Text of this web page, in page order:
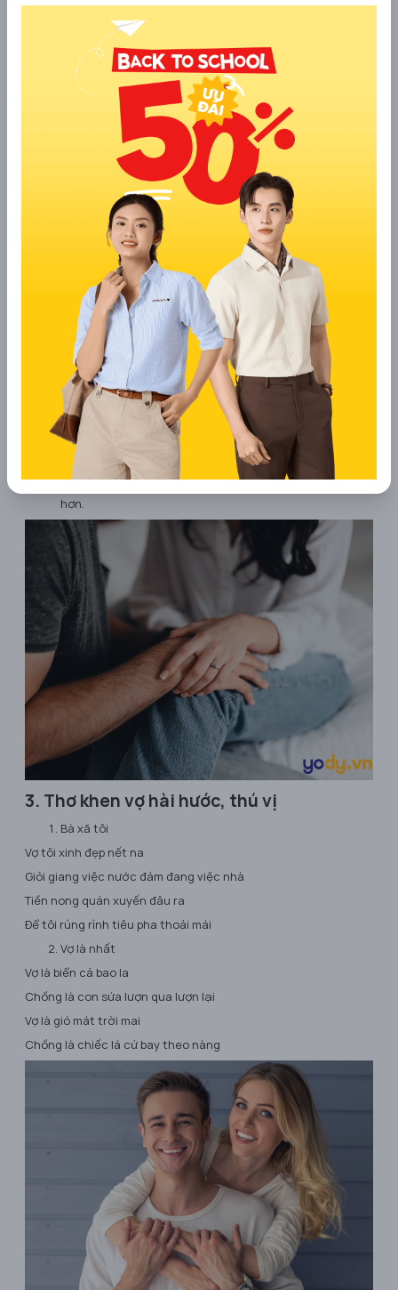
Vợ nói gì cũng đúng, vợ sai thì xem lại câu trên.
Chồng càng sợ vợ, vợ càng yêu chồng.
"Sợ vợ sống lâu, cãi vợ bạc đầu, đánh vợ... đừng bao giờ
nghĩ đến."
Nhà là nơi có vợ, vợ đi vắng nhà là... nhà hoang.
Chồng sợ vợ là vì muốn giữ gìn hạnh phúc gia đình.
Vợ là "ngân hàng", chồng là "con nợ" vui vẻ nhất thế gian.
Lương của chồng là của vợ, lương của vợ là... quỹ đen
Chồng muốn ra đường phải xin phép vợ, vợ muốn đi đâu
thì... cứ đi thôi.
Chồng là "siêu nhân" khi ở ngoài xã hội, về nhà là "người
thường" bên cạnh vợ.
Vợ là "hoa hậu" trong mắt chồng, dù nàng có "xấu" thế
nào đi chăng nữa.
Chồng "nói có là có, nói không là không", trừ khi vợ nói
"không".
Chồng là "ông chủ" ở công ty, về nhà là "nhân viên" của
vợ.
Hạnh phúc của chồng là làm vợ cười, nỗi buồn của
chồng là làm vợ... khóc.
Chồng "thông minh" là chồng biết "giả ngu" trước mặt
vợ.
hơn.
3. Thơ khen vợ hài hước, thú vị
Bà xã tôi
Vợ tôi xinh đẹp nết na
Giỏi giang việc nước đảm đang việc nhà
Tiền nong quán xuyến đâu ra
Để tôi rủng rỉnh tiêu pha thoải mái
Vợ là nhất
Vợ là biển cả bao la
Chồng là con sứa lượn qua lượn lại
Vợ là gió mát trời mai
Chồng là chiếc lá cứ bay theo nàng